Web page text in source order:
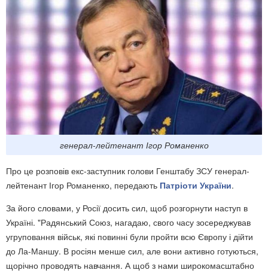
генерал-лейтенант Ігор Романенко
Про це розповів екс-заступник голови Генштабу ЗСУ генерал-
лейтенант Ігор Романенко, передають Патріоти України.
За його словами, у Росії досить сил, щоб розгорнути наступ в
Україні. "Радянський Союз, нагадаю, свого часу зосереджував
угруповання військ, які повинні були пройти всю Європу і дійти
до Ла-Маншу. В росіян менше сил, але вони активно готуються,
щорічно проводять навчання. А щоб з нами широкомасштабно